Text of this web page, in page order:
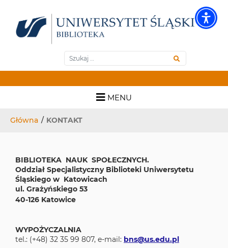
Biblioteka wydziałowa -
Wyszukiwarka Szukaj
Menu główne
MENU
Główna / KONTAKT
BIBLIOTEKA NAUK SPOŁECZNYCH.
Oddział Specjalistyczny Biblioteki Uniwersytetu
Śląskiego w Katowicach
ul. Grażyńskiego 53
40-126 Katowice
WYPOŻYCZALNIA
tel.: (+48) 32 35 99 807, e-mail: bns@us.edu.pl